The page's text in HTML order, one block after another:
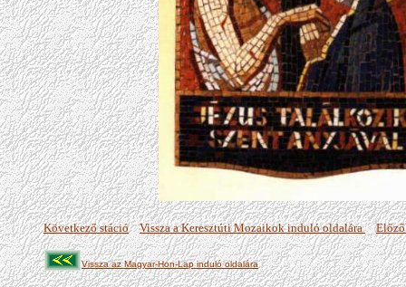
Következő stáció Vissza a Keresztúti Mozaikok induló oldalára
Vissza az Magyar-Hon-Lap induló oldalára